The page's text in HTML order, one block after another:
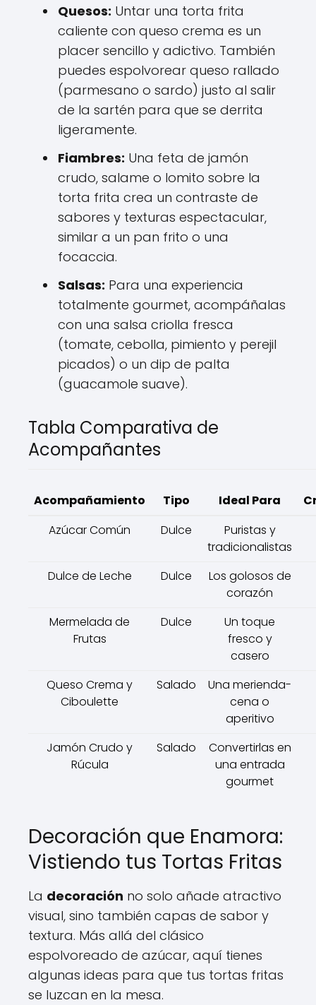
Quesos: Untar una torta frita
caliente con queso crema es un
placer sencillo y adictivo. También
puedes espolvorear queso rallado
(parmesano o sardo) justo al salir
de la sartén para que se derrita
ligeramente.
Fiambres: Una feta de jamón
crudo, salame o lomito sobre la
torta frita crea un contraste de
sabores y texturas espectacular,
similar a un pan frito o una
focaccia.
Salsas: Para una experiencia
totalmente gourmet, acompáñalas
con una salsa criolla fresca
(tomate, cebolla, pimiento y perejil
picados) o un dip de palta
(guacamole suave).
Tabla Comparativa de
Acompañantes
Acompañamiento Tipo Ideal Para
Azúcar Común
Dulce
Puristas y
tradicionalistas
Dulce de Leche
Dulce
Los golosos de
corazón
Mermelada de
Frutas
Dulce
Un toque
fresco y
casero
Queso Crema y
Ciboulette
Salado
Una merienda-
cena o
aperitivo
Jamón Crudo y
Rúcula
Salado
Convertirlas en
una entrada
gourmet
Decoración que Enamora:
Vistiendo tus Tortas Fritas
La decoración no solo añade atractivo
visual, sino también capas de sabor y
textura. Más allá del clásico
espolvoreado de azúcar, aquí tienes
algunas ideas para que tus tortas fritas
se luzcan en la mesa.